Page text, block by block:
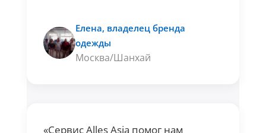
Елена, владелец бренда
одежды
Москва/Шанхай
«Сервис Alles Asia помог нам